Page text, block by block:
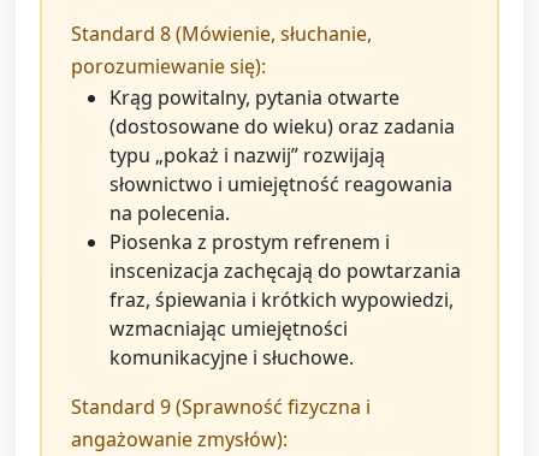
Standard 8 (Mówienie, słuchanie,
porozumiewanie się):
Krąg powitalny, pytania otwarte
(dostosowane do wieku) oraz zadania
typu „pokaż i nazwij” rozwijają
słownictwo i umiejętność reagowania
na polecenia.
Piosenka z prostym refrenem i
inscenizacja zachęcają do powtarzania
fraz, śpiewania i krótkich wypowiedzi,
wzmacniając umiejętności
komunikacyjne i słuchowe.
Standard 9 (Sprawność fizyczna i
angażowanie zmysłów):